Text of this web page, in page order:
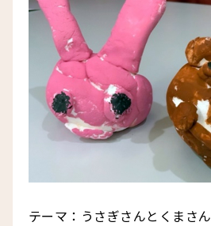
テーマ：うさぎさんとくまさん